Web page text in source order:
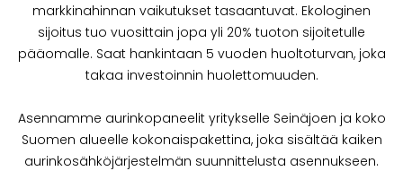
markkinahinnan vaikutukset tasaantuvat. Ekologinen
sijoitus tuo vuosittain jopa yli 20% tuoton sijoitetulle
pääomalle. Saat hankintaan 5 vuoden huoltoturvan, joka
takaa investoinnin huolettomuuden.
Asennamme aurinkopaneelit yritykselle Seinäjoen ja koko
Suomen alueelle kokonaispakettina, joka sisältää kaiken
aurinkosähköjärjestelmän suunnittelusta asennukseen.